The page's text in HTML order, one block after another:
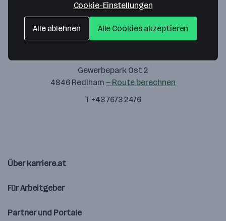
Gewerbepark Ost 2
4846 Redlham — Route berechnen
T +43 7673 2476
Über karriere.at
Für Arbeitgeber
Partner und Portale
Cookie-Einstellungen
Alle ablehnen Alle Cookies akzeptieren